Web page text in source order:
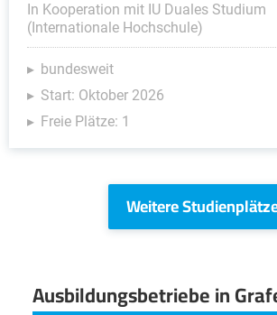
In Kooperation mit IU Duales Studium
(Internationale Hochschule)
bundesweit
Start: Oktober 2026
Freie Plätze: 1
Weitere
Ausbildungsbetriebe in